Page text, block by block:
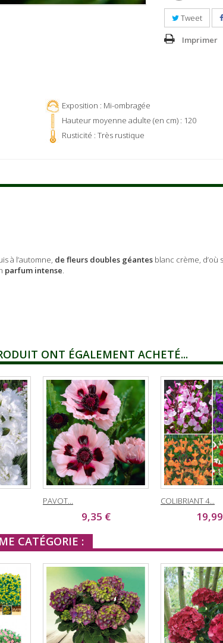
Tweet
Imprimer
Exposition : Mi-ombragée
Hauteur moyenne adulte (en cm) : 120
Rusticité : Très rustique
à l’automne, de fleurs doubles géantes blanc crème, d’où
parfum intense.
ONT ÉGALEMENT ACHETÉ...
PAVOT...
9,35 €
COLIBRIANT 4...
CATÉGORIE :